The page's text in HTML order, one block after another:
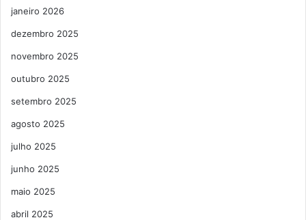
janeiro 2026
dezembro 2025
novembro 2025
outubro 2025
setembro 2025
agosto 2025
julho 2025
junho 2025
maio 2025
abril 2025